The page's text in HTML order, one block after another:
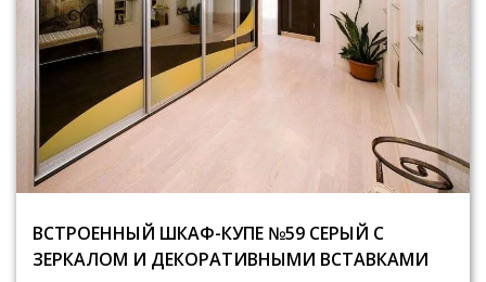
ВСТРОЕННЫЙ ШКАФ-КУПЕ №59 СЕРЫЙ С
ЗЕРКАЛОМ И ДЕКОРАТИВНЫМИ ВСТАВКАМИ